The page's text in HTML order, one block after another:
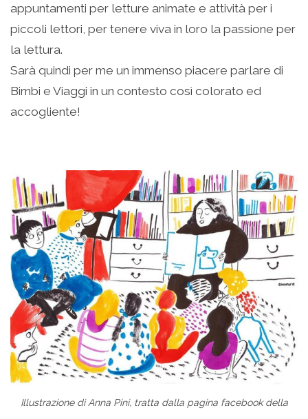
appuntamenti per letture animate e attività per i
piccoli lettori, per tenere viva in loro la passione per
la lettura.
Sarà quindi per me un immenso piacere parlare di
Bimbi e Viaggi in un contesto così colorato ed
accogliente!
Illustrazione di Anna Pini, tratta dalla pagina facebook della